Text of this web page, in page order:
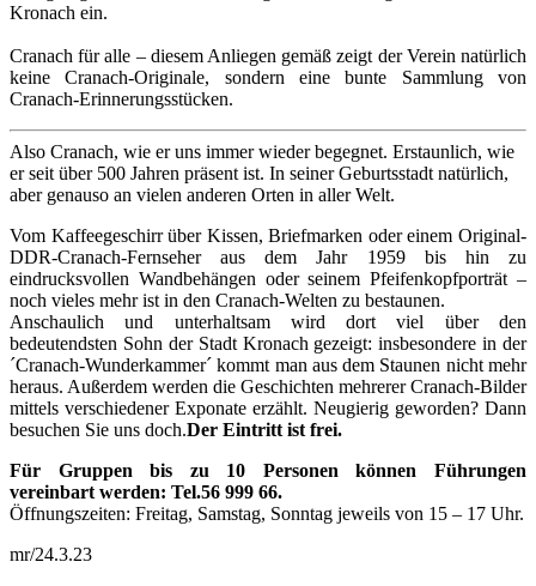
Kronach ein.
Cranach für alle – diesem Anliegen gemäß zeigt der Verein natürlich
keine Cranach-Originale, sondern eine bunte Sammlung von
Cranach-Erinnerungsstücken.
Also Cranach, wie er uns immer wieder begegnet. Erstaunlich, wie
er seit über 500 Jahren präsent ist. In seiner Geburtsstadt natürlich,
aber genauso an vielen anderen Orten in aller Welt.
Vom Kaffeegeschirr über Kissen, Briefmarken oder einem Original-
DDR-Cranach-Fernseher aus dem Jahr 1959 bis hin zu
eindrucksvollen Wandbehängen oder seinem Pfeifenkopfporträt –
noch vieles mehr ist in den Cranach-Welten zu bestaunen.
Anschaulich und unterhaltsam wird dort viel über den
bedeutendsten Sohn der Stadt Kronach gezeigt: insbesondere in der
´Cranach-Wunderkammer´ kommt man aus dem Staunen nicht mehr
heraus. Außerdem werden die Geschichten mehrerer Cranach-Bilder
mittels verschiedener Exponate erzählt. Neugierig geworden? Dann
besuchen Sie uns doch.Der Eintritt ist frei.
Für Gruppen bis zu 10 Personen können Führungen
vereinbart werden: Tel.56 999 66.
Öffnungszeiten: Freitag, Samstag, Sonntag jeweils von 15 – 17 Uhr.
mr/24.3.23